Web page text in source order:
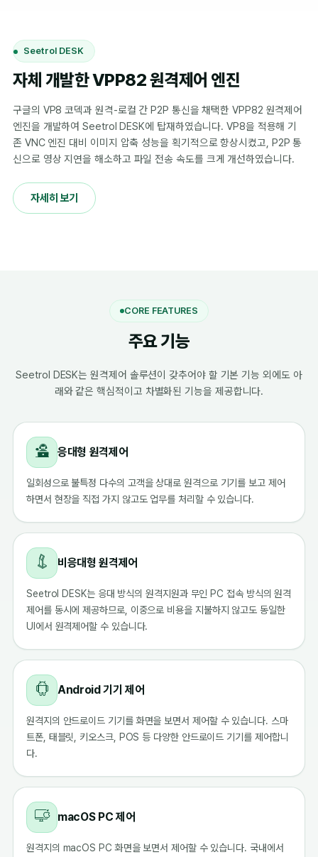
Seetrol DESK
자체 개발한 VPP82 원격제어 엔진
구글의 VP8 코덱과 원격-로컬 간 P2P 통신을 채택한 VPP82 원격제어
엔진을 개발하여 Seetrol DESK에 탑재하였습니다. VP8을 적용해 기
존 VNC 엔진 대비 이미지 압축 성능을 획기적으로 향상시켰고, P2P 통
신으로 영상 지연을 해소하고 파일 전송 속도를 크게 개선하였습니다.
자세히 보기
CORE FEATURES
주요 기능
Seetrol DESK는 원격제어 솔루션이 갖추어야 할 기본 기능 외에도 아
래와 같은 핵심적이고 차별화된 기능을 제공합니다.
응대형 원격제어
일회성으로 불특정 다수의 고객을 상대로 원격으로 기기를 보고 제어
하면서 현장을 직접 가지 않고도 업무를 처리할 수 있습니다.
비응대형 원격제어
Seetrol DESK는 응대 방식의 원격지원과 무인 PC 접속 방식의 원격
제어를 동시에 제공하므로, 이중으로 비용을 지불하지 않고도 동일한
UI에서 원격제어할 수 있습니다.
Android 기기 제어
원격지의 안드로이드 기기를 화면을 보면서 제어할 수 있습니다. 스마
트폰, 태블릿, 키오스크, POS 등 다양한 안드로이드 기기를 제어합니
다.
macOS PC 제어
원격지의 macOS PC 화면을 보면서 제어할 수 있습니다. 국내에서